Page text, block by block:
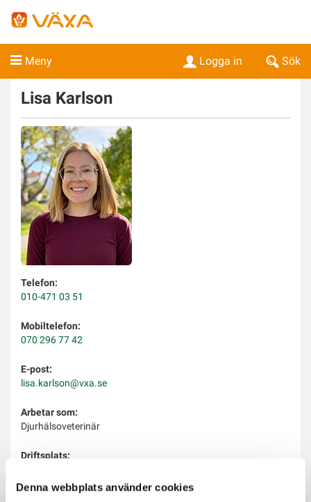
Denna webbplats använder cookies
Meny Sök
Logga in
Lisa Karlson
Telefon:
010-471 03 51
Mobiltelefon:
070 296 77 42
E-post:
lisa.karlson@vxa.se
Arbetar som:
Djurhälsoveterinär
Driftsplats: